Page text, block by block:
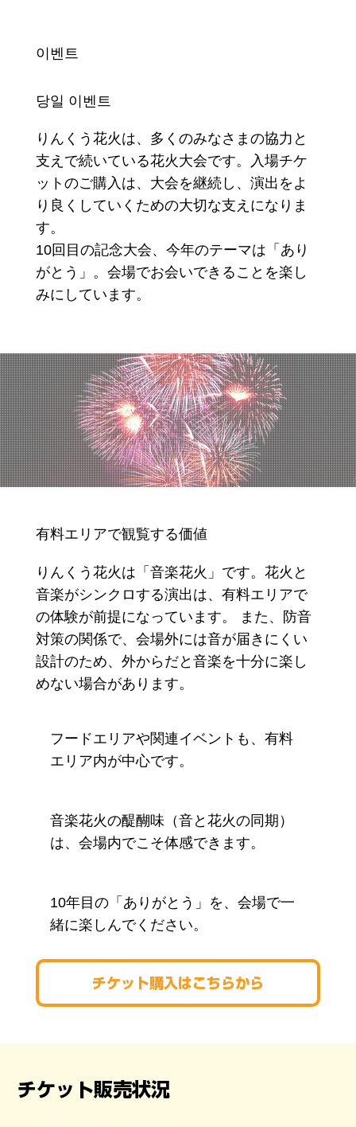
이벤트
당일 이벤트
りんくう花火は、多くのみなさまの協力と
支えで続いている花火大会です。入場チケ
ットのご購入は、大会を継続し、演出をよ
り良くしていくための大切な支えになりま
す。
10回目の記念大会、今年のテーマは「あり
がとう」。会場でお会いできることを楽し
みにしています。
有料エリアで観覧する価値
りんくう花火は「音楽花火」です。花火と
音楽がシンクロする演出は、有料エリアで
の体験が前提になっています。 また、防音
対策の関係で、会場外には音が届きにくい
設計のため、外からだと音楽を十分に楽し
めない場合があります。
フードエリアや関連イベントも、有料
エリア内が中心です。
音楽花火の醍醐味（音と花火の同期）
は、会場内でこそ体感できます。
10年目の「ありがとう」を、会場で一
緒に楽しんでください。
チケット購入はこちらから
チケット販売状況